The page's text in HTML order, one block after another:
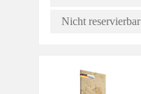
Nicht reservierbar